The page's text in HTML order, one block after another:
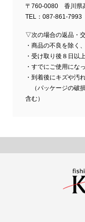
〒760-0080 香川県
TEL：087-861-7993
▽次の場合の返品・
・商品の不良を除く
・受け取り後８日以
・すでにご使用にな
・到着後にキズや汚
（パッケージの破
含む）